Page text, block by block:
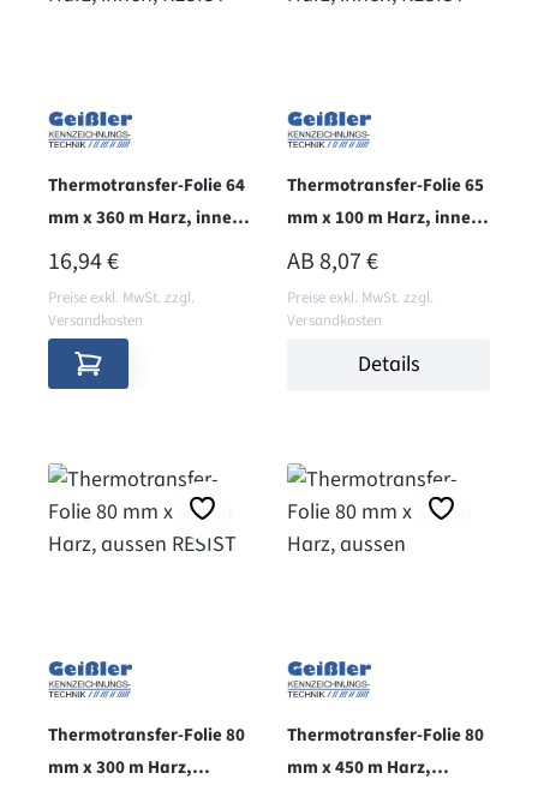
Thermotransfer-Folie 64
mm x 360 m Harz, innen,
RESIST
REGULÄRER PREIS:
16,94 €
Preise exkl. MwSt. zzgl.
Versandkosten
Thermotransfer-Folie 65
mm x 100 m Harz, innen,
RESIST
REGULÄRER PREIS:
AB8,07 €
Preise exkl. MwSt. zzgl.
Versandkosten
Details
Thermotransfer-Folie 80
mm x 300 m Harz,
Thermotransfer-Folie 80
mm x 450 m Harz,